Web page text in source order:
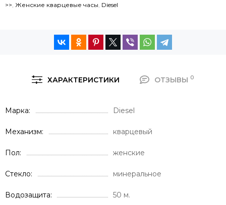
>> Женские кварцевые часы Diesel
ХАРАКТЕРИСТИКИ ОТЗЫВЫ 0
Марка Diesel
Механизм кварцевый
Пол женские
Стекло минеральное
Водозащита 50 м.